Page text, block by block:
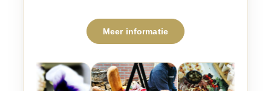
Meer informatie